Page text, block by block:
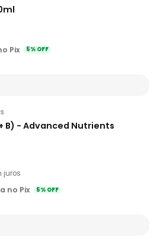
Pix 5% OFF
B) - Advanced Nutrients
juros
no Pix 5% OFF